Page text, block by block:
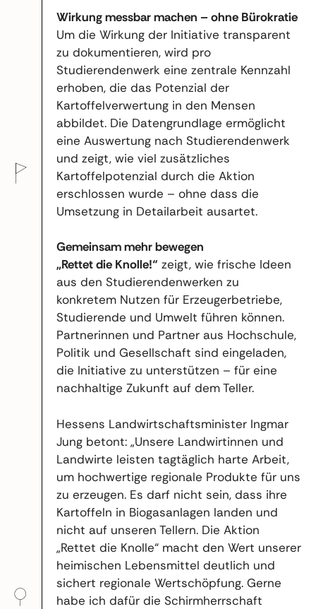
Wirkung messbar machen – ohne Bürokratie
Um die Wirkung der Initiative transparent
zu dokumentieren, wird pro
Studierendenwerk eine zentrale Kennzahl
erhoben, die das Potenzial der
Kartoffelverwertung in den Mensen
abbildet. Die Datengrundlage ermöglicht
eine Auswertung nach Studierendenwerk
und zeigt, wie viel zusätzliches
Kartoffelpotenzial durch die Aktion
erschlossen wurde – ohne dass die
Umsetzung in Detailarbeit ausartet.
Gemeinsam mehr bewegen
„Rettet die Knolle!“ zeigt, wie frische Ideen
aus den Studierendenwerken zu
konkretem Nutzen für Erzeugerbetriebe,
Studierende und Umwelt führen können.
Partnerinnen und Partner aus Hochschule,
Politik und Gesellschaft sind eingeladen,
die Initiative zu unterstützen – für eine
nachhaltige Zukunft auf dem Teller.
Hessens Landwirtschaftsminister Ingmar
Jung betont: „Unsere Landwirtinnen und
Landwirte leisten tagtäglich harte Arbeit,
um hochwertige regionale Produkte für uns
zu erzeugen. Es darf nicht sein, dass ihre
Kartoffeln in Biogasanlagen landen und
nicht auf unseren Tellern. Die Aktion
„Rettet die Knolle“ macht den Wert unserer
heimischen Lebensmittel deutlich und
sichert regionale Wertschöpfung. Gerne
habe ich dafür die Schirmherrschaft